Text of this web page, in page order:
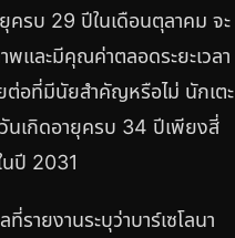
ครบ 29 ปีในเดือนตุลาคม จะ
และมีคุณค่าตลอดระยะเวลา
อที่มีนัยสำคัญหรือไม่ นักเตะ
นเกิดอายุครบ 34 ปีเพียงสี่
ปี 2031
รายงานระบุว่าบาร์เซโลนา